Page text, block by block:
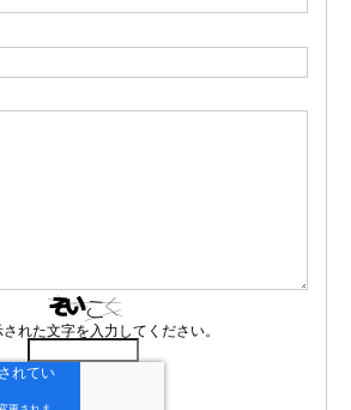
れた文字を入力してください。